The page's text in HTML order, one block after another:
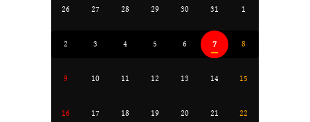
26 27 28 29 30 31 1
2 3 4 5 6 7 8
9 10 11 12 13 14 15
16 17 18 19 20 21 22